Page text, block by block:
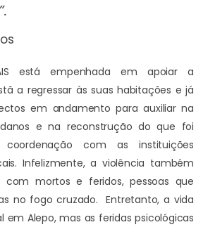
está empenhada em apoiar a
a regressar às suas habitações e já
em andamento para auxiliar na
e na reconstrução do que foi
com as instituições
Infelizmente, a violência também
com mortos e feridos, pessoas que
no fogo cruzado. Entretanto, a vida
em Alepo, mas as feridas psicológicas